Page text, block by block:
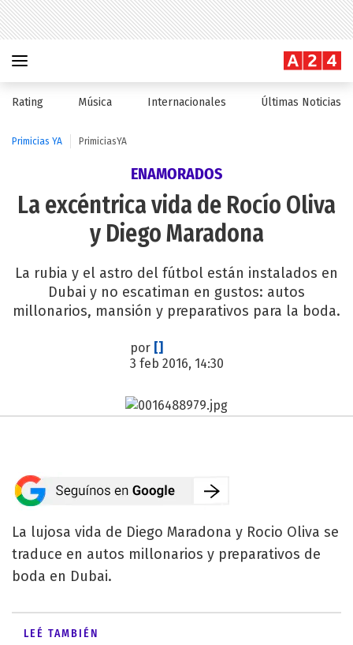
Rating Música Internacionales Últimas Noticias
Primicias YA PrimiciasYA
ENAMORADOS
La excéntrica vida de Rocío Oliva
y Diego Maradona
La rubia y el astro del fútbol están instalados en
Dubai y no escatiman en gustos: autos
millonarios, mansión y preparativos para la boda.
por []
3 feb 2016, 14:30
La lujosa vida de Diego Maradona y Rocio Oliva se
traduce en autos millonarios y preparativos de
boda en Dubai.
LEÉ TAMBIÉN